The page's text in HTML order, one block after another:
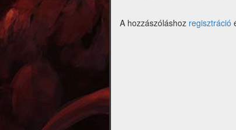
A hozzászóláshoz regisztráció